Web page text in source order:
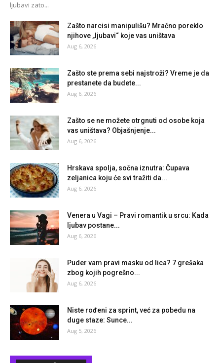
ljubavi zato...
Zašto narcisi manipulišu? Mračno poreklo
njihove „ljubavi“ koje vas uništava
Aug 6, 2026
Zašto ste prema sebi najstroži? Vreme je da
prestanete da budete...
Aug 6, 2026
Zašto se ne možete otrgnuti od osobe koja
vas uništava? Objašnjenje...
Aug 6, 2026
Hrskava spolja, sočna iznutra: Čupava
zeljanica koju će svi tražiti da...
Aug 6, 2026
Venera u Vagi – Pravi romantik u srcu: Kada
ljubav postane...
Aug 6, 2026
Puder vam pravi masku od lica? 7 grešaka
zbog kojih pogrešno...
Aug 6, 2026
Niste rođeni za sprint, već za pobedu na
duge staze: Sunce...
Aug 5, 2026